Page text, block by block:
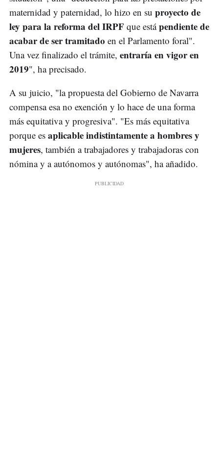
maternidad y paternidad, lo hizo en su proyecto de
ley para la reforma del IRPF que estápendiente de
acabar de ser tramitado en el Parlamento foral".
Una vez finalizado el trámite, entraría en vigor en
2019", ha precisado.
A su juicio, "la propuesta del Gobierno de Navarra
compensa esa no exención y lo hace de una forma
más equitativa y progresiva". "Es más equitativa
porque es aplicable indistintamente a hombres y
mujeres, también a trabajadores y trabajadoras con
nómina y a autónomos y autónomas", ha añadido.